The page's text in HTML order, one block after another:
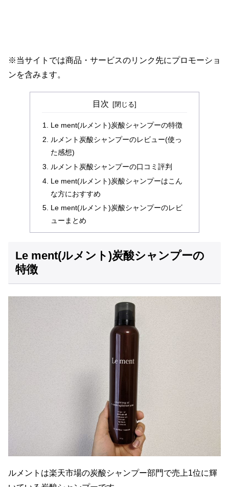
※当サイトでは商品・サービスのリンク先にプロモーショ
ンを含みます。
目次
Le ment(ルメント)炭酸シャンプーの特徴
ルメント炭酸シャンプーのレビュー(使っ
た感想)
ルメント炭酸シャンプーの口コミ評判
Le ment(ルメント)炭酸シャンプーはこん
な方におすすめ
Le ment(ルメント)炭酸シャンプーのレビ
ューまとめ
Le ment(ルメント)炭酸シャンプーの
特徴
ルメントは楽天市場の炭酸シャンプー部門で売上1位に輝